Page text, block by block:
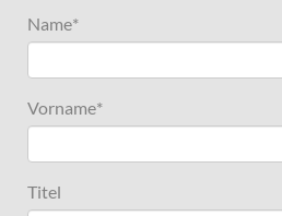
Name*
Vorname*
Titel